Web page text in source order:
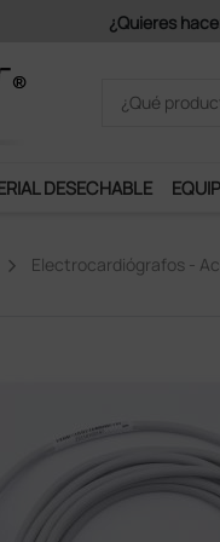
Únete al
DESECHABLE
Electrocardiógrafos -